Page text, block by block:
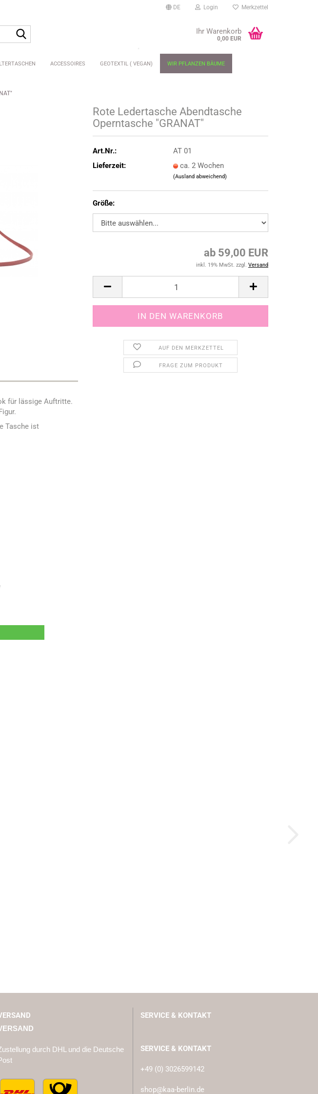
DE Login Merkzettel
Ihr Warenkorb
0,00 EUR
ACCESSOIRES GEOTEXTIL ( VEGAN) WIR PFLANZEN BÄUME
Rote Ledertasche Abendtasche
Operntasche "GRANAT"
Art.Nr.:
AT 01
Lieferzeit:
ca. 2 Wochen
(Ausland abweichend)
Größe:
ab 59,00 EUR
inkl. 19% MwSt. zzgl. Versand
AUF DEN MERKZETTEL
FRAGE ZUM PRODUKT
für lässige Auftritte.
Tasche ist
durch DHL und die Deutsche
SERVICE & KONTAKT
SERVICE & KONTAKT
+49 (0) 3026599142
shop@kaa-berlin.de